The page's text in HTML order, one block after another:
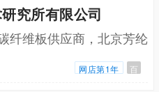
究所有限公司
纤维板供应商，北京芳纶
网店第1年 百